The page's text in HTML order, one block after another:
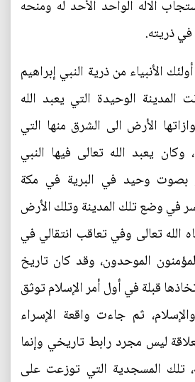
الاله الواحد الأحد له ومنحه
في ذريته.
الأنبياء من ذرية النبي إبراهيم
المدينة الوحيدة التي يعبد الله
الأرض الى الشرق منها التي
وكان يعبد الله تعالى فيها النبي
بصوت وحيد في البرية في مكة
في وضع تلك المدينة وتلك الأرض
الله تعالى وفي تعاقب انتقالي في
الموحدون، وقد كان تاريخ
قبلة في أول أمر الإسلام توثق
ثم جاءت واقعة الإسراء
ليس مجرد رابط تاريخي وإنما
تلك المسجدية التي توزعت على